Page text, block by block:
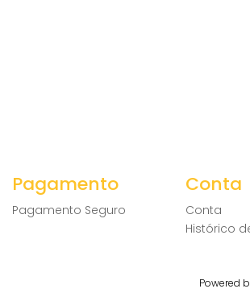
Pagamento
Pagamento Seguro
Conta
Conta
Histórico
Powered